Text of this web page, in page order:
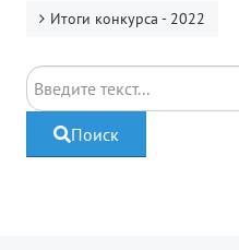
Итоги конкурса - 2022
Поиск
Поиск